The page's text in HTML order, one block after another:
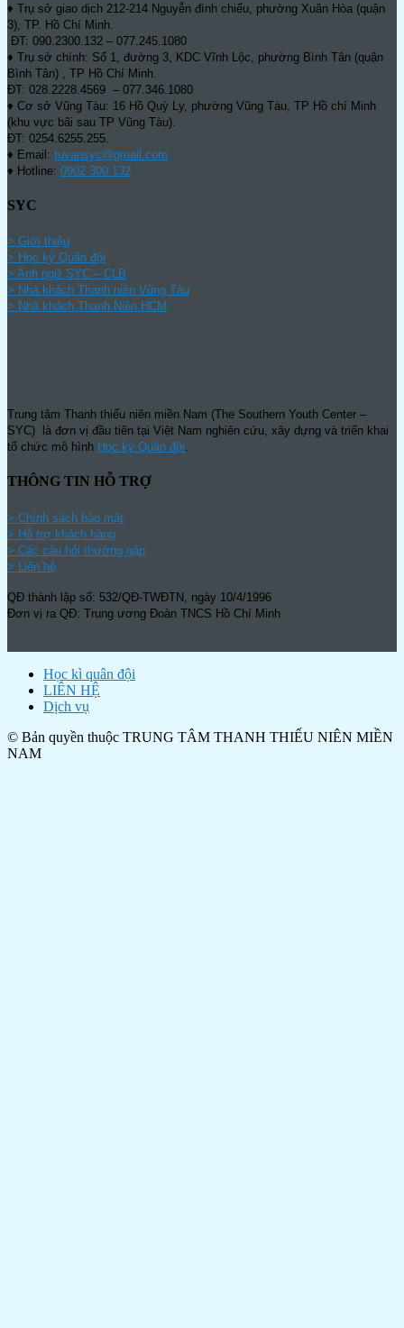
♦ Trụ sở giao dịch 212-214 Nguyễn đình chiểu, phường Xuân Hòa (quận
3), TP. Hồ Chí Minh.
ĐT: 090.2300.132 – 077.245.1080
♦ Trụ sở chính: Số 1, đường 3, KDC Vĩnh Lộc, phường Bình Tân (quận
Bình Tân) , TP Hồ Chí Minh.
ĐT: 028.2228.4569 – 077.346.1080
♦ Cơ sở Vũng Tàu: 16 Hồ Quý Ly, phường Vũng Tàu, TP Hồ chí Minh
(khu vực bãi sau TP Vũng Tàu).
ĐT: 0254.6255.255.
♦ Email: tuvansyc@gmail.com
♦ Hotline: 0902 300 132
SYC
> Giới thiệu
> Học kỳ Quân đội
> Anh ngữ SYC – CLB
> Nhà khách Thanh niên Vũng Tàu
> Nhà khách Thanh Niên HCM
Trung tâm Thanh thiếu niên miền Nam (The Southern Youth Center –
SYC) là đơn vị đầu tiên tại Việt Nam nghiên cứu, xây dựng và triển khai
tổ chức mô hình Học kỳ Quân đội.
THÔNG TIN HỖ TRỢ
> Chính sách bảo mật
> Hỗ trợ khách hàng
> Các câu hỏi thường gặp
> Liên hệ
QĐ thành lập số: 532/QĐ-TWĐTN, ngày 10/4/1996
Đơn vị ra QĐ: Trung ương Đoàn TNCS Hồ Chí Minh
Học kì quân đội
LIÊN HỆ
Dịch vụ
© Bản quyền thuộc TRUNG TÂM THANH THIẾU NIÊN MIỀN
NAM